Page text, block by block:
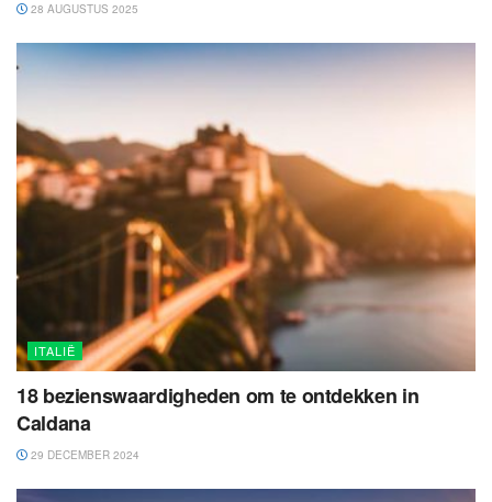
28 AUGUSTUS 2025
ITALIË
18 bezienswaardigheden om te ontdekken in
Caldana
29 DECEMBER 2024